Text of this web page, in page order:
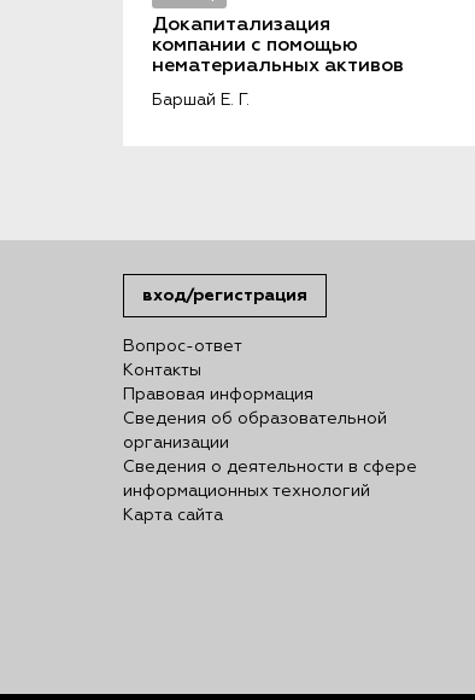
Докапитализация
компании с помощью
нематериальных активов
Баршай Е. Г.
вход/регистрация
Вопрос-ответ
Контакты
Правовая информация
Сведения об образовательной
организации
Сведения о деятельности в сфере
информационных технологий
Карта сайта